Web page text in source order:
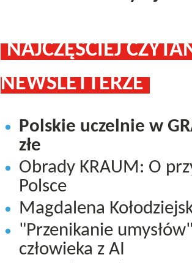
NAJCZĘŚCIEJ
NEWSLETTERZE
Polskie uczelnie w
złe
Obrady KRAUM: O
Polsce
Magdalena
"Przenikanie
człowieka z AI